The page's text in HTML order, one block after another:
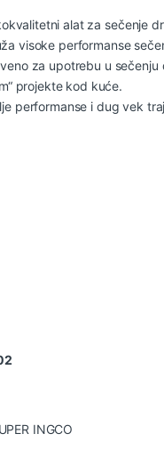
alat za sečenje
visoke performanse
za upotrebu u sečenju
projekte kod kuće.
performanse i dug vek
INGCO